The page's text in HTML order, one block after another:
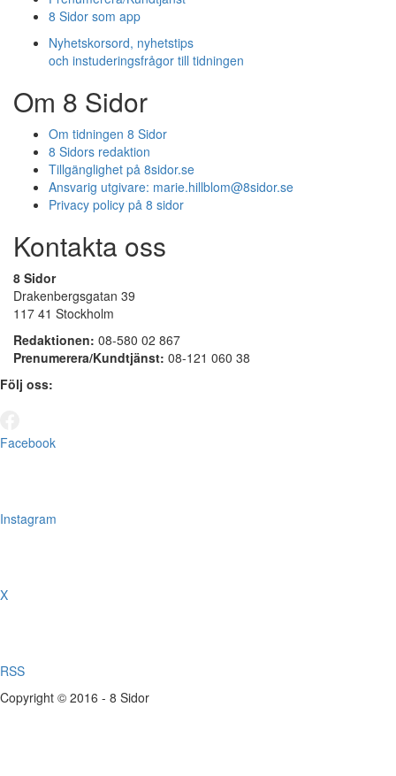
8 Sidor som app
Nyhetskorsord, nyhetstips
och instuderingsfrågor till tidningen
Om 8 Sidor
Om tidningen 8 Sidor
8 Sidors redaktion
Tillgänglighet på 8sidor.se
Ansvarig utgivare: marie.hillblom@8sidor.se
Privacy policy på 8 sidor
Kontakta oss
8 Sidor
Drakenbergsgatan 39
117 41 Stockholm
Redaktionen: 08-580 02 867
Prenumerera/Kundtjänst: 08-121 060 38
Följ oss:
Facebook
Instagram
X
RSS
Copyright © 2016 - 8 Sidor